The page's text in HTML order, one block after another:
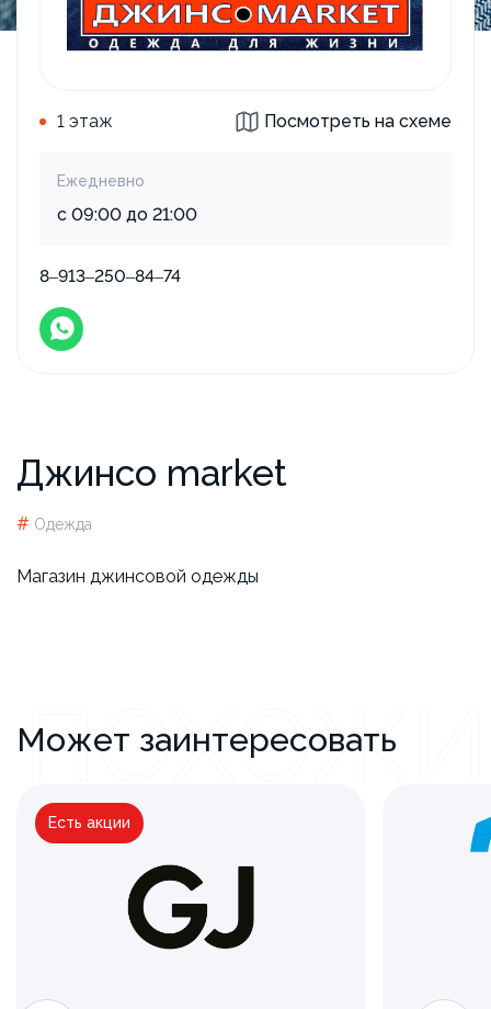
Джинсо market
# Одежда
​Магазин джинсовой одежды
1 этаж Посмотреть на схеме
Ежедневно
с 09:00 до 21:00
8‒913‒250‒84‒74
Может заинтересовать
Есть акции
Школа — это модно! С GJ